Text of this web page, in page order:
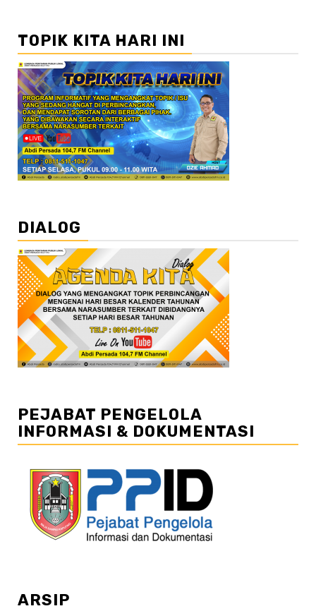
TOPIK KITA HARI INI
DIALOG
PEJABAT PENGELOLA
INFORMASI & DOKUMENTASI
ARSIP